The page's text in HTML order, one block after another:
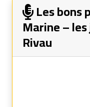
Les bons
Marine –
Rivau